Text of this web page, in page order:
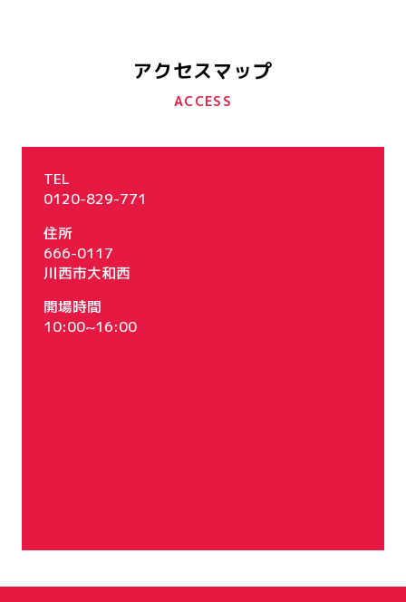
アクセスマップ
ACCESS
TEL
0120-829-771
住所
666-0117
川西市大和西
開場時間
10:00~16:00